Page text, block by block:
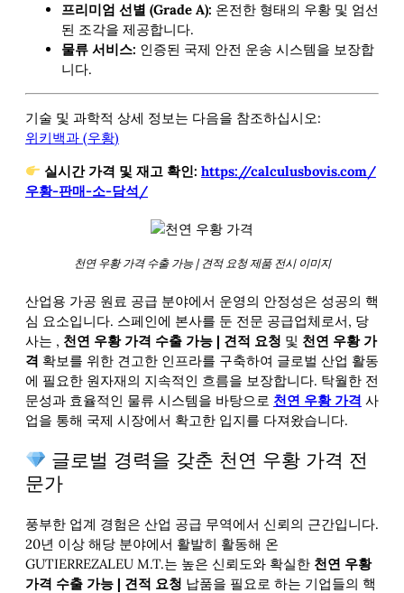
프리미엄 선별 (Grade A): 온전한 형태의 우황 및 엄선
된 조각을 제공합니다.
물류 서비스: 인증된 국제 안전 운송 시스템을 보장합
니다.
기술 및 과학적 상세 정보는 다음을 참조하십시오:
위키백과 (우황)
실시간 가격 및 재고 확인: https://calculusbovis.com/
우황-판매-소-담석/
천연 우황 가격 수출 가능 | 견적 요청 제품 전시 이미지
산업용 가공 원료 공급 분야에서 운영의 안정성은 성공의 핵
심 요소입니다. 스페인에 본사를 둔 전문 공급업체로서, 당
사는 , 천연 우황 가격 수출 가능 | 견적 요청 및 천연 우황 가
격 확보를 위한 견고한 인프라를 구축하여 글로벌 산업 활동
에 필요한 원자재의 지속적인 흐름을 보장합니다. 탁월한 전
문성과 효율적인 물류 시스템을 바탕으로 천연 우황 가격 사
업을 통해 국제 시장에서 확고한 입지를 다져왔습니다.
글로벌 경력을 갖춘 천연 우황 가격 전
문가
풍부한 업계 경험은 산업 공급 무역에서 신뢰의 근간입니다.
20년 이상 해당 분야에서 활발히 활동해 온
GUTIERREZALEU M.T.는 높은 신뢰도와 확실한 천연 우황
가격 수출 가능 | 견적 요청 납품을 필요로 하는 기업들의 핵